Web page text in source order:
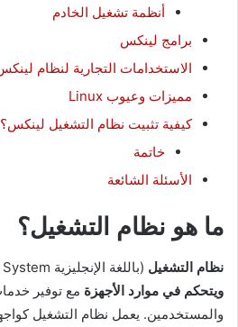
أنظمة تشغيل الخادم
برامج لينكس
الاستخدامات التجارية لنظام
مميزات وعيوب Linux
كيفية تثبيت نظام التشغيل لينكس؟
خاتمة
الأسئلة الشائعة
ما هو نظام التشغيل؟
نظام التشغيل (باللغة الإنجليزية Operating System) هو
ويتحكم في موارد الأجهزة مع توفير
والمستخدمين. يعمل نظام التشغيل